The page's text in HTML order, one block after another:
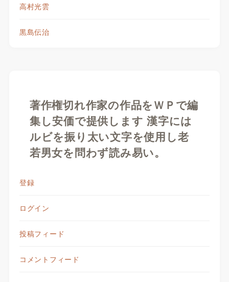
高村光雲
黒島伝治
著作権切れ作家の作品をＷＰで編
集し安価で提供します 漢字には
ルビを振り太い文字を使用し老
若男女を問わず読み易い。
登録
ログイン
投稿フィード
コメントフィード